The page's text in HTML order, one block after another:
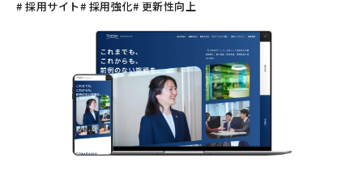
# 採用サイト# 採用強化# 更新性向上